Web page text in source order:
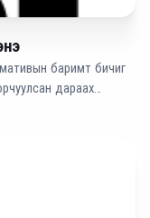
баримт бичиг
дараах
сонирхож буй